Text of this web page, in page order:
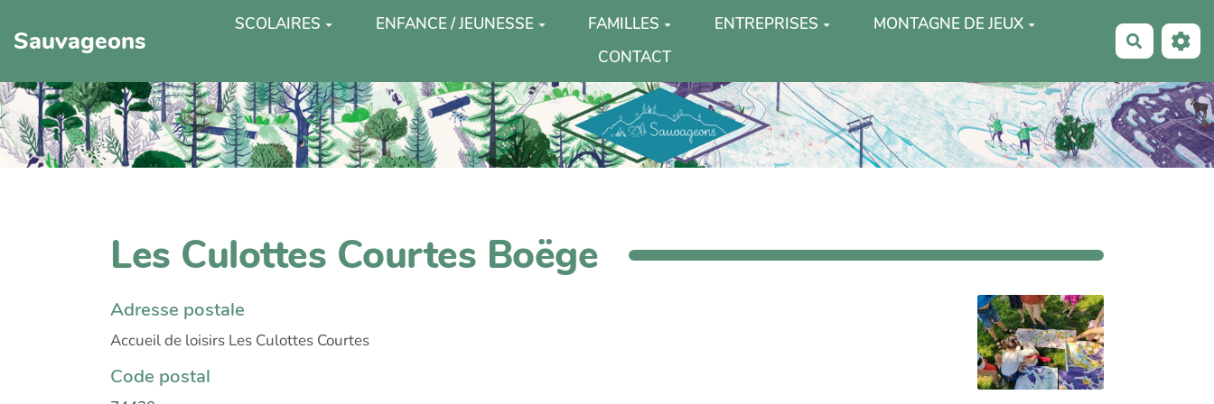
Sauvageons
SCOLAIRES ENFANCE / JEUNESSE FAMILLES ENTREPRISES
MONTAGNE DE JEUX
CONTACT
Les Culottes Courtes Boëge
Adresse postale
Accueil de loisirs Les Culottes Courtes
Code postal